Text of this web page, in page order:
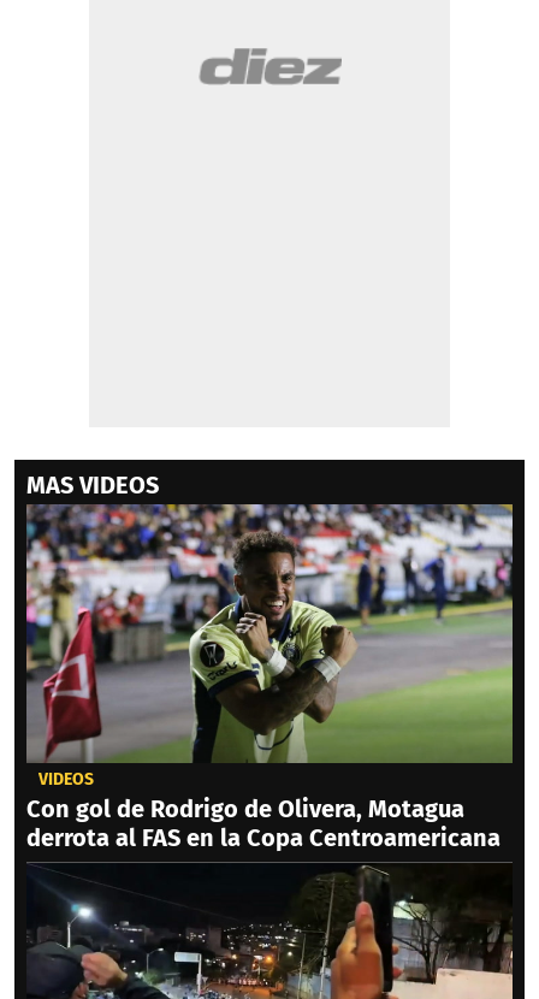
MAS VIDEOS
VIDEOS
Con gol de Rodrigo de Olivera, Motagua
derrota al FAS en la Copa Centroamericana